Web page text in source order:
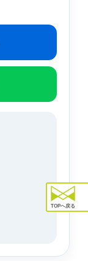
TOPへ戻る